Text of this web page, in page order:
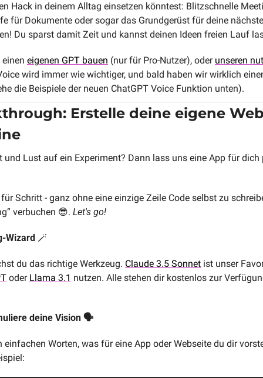
Hack in deinem Alltag einsetzen könntest: Blitzschnelle
für Dokumente oder sogar das Grundgerüst für deine
Du sparst damit Zeit und kannst deinen Ideen freien Lauf
eigenen GPT bauen (nur für Pro-Nutzer), oder unseren
wird immer wie wichtiger, und bald haben wir wirklich
die Beispiele der neuen ChatGPT Voice Funktion unten).
Erstelle deine eigene
Lust auf ein Experiment? Dann lass uns eine App für
Schritt - ganz ohne eine einzige Zeile Code selbst zu
verbuchen 😎. Let's go!
Wizard 🪄
du das richtige Werkzeug. Claude 3.5 Sonnet ist unser
oder Llama 3.1 nutzen. Alle stehen dir kostenlos zur
deine Vision 🗣️
einfachen Worten, was für eine App oder Webseite du dir